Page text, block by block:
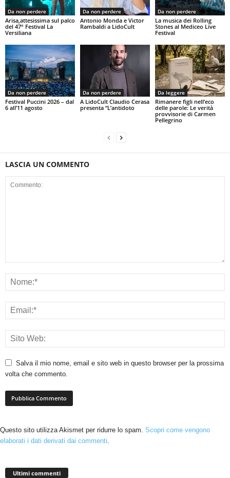
Da non perdere
Arisa,attesissima sul palco
del 47° Festival La
Versiliana
Da non perdere
Antonio Monda e Victor
Rambaldi a LidoCult
Da non perdere
La musica dei Rolling
Stones al Mediceo Live
Festival
Da non perdere
Festival Puccini 2026 – dal
6 all’11 agosto
Da non perdere
A LidoCult Claudio Cerasa
presenta “L’antidoto
Da leggere
Rimanere figli nell’eco
delle parole: Le verità
provvisorie di Carmen
Pellegrino
LASCIA UN COMMENTO
Salva il mio nome, email e sito web in questo browser per la prossima
volta che commento.
Questo sito utilizza Akismet per ridurre lo spam. Scopri come vengono
elaborati i dati derivati dai commenti.
Ultimi commenti